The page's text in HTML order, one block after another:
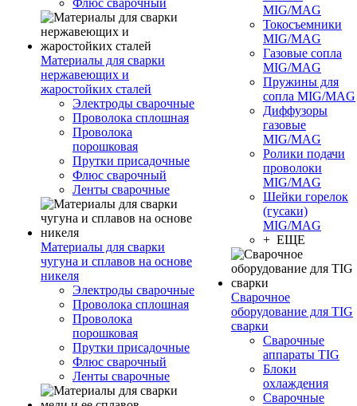
Флюс сварочный
Материалы для сварки
нержавеющих и
жаростойких сталей
Электроды сварочные
Проволока сплошная
Проволока
порошковая
Прутки присадочные
Флюс сварочный
Ленты сварочные
Материалы для сварки
чугуна и сплавов на основе
никеля
Электроды сварочные
Проволока сплошная
Проволока
порошковая
Прутки присадочные
Флюс сварочный
Ленты сварочные
MIG/MAG
Токосъемники
MIG/MAG
Газовые сопла
MIG/MAG
Пружины для
сопла MIG/MAG
Диффузоры
газовые
MIG/MAG
Ролики подачи
проволоки
MIG/MAG
Шейки горелок
(гусаки)
MIG/MAG
+ ЕЩЕ
Сварочное
оборудование для TIG
сварки
Сварочные
аппараты TIG
Блоки
охлаждения
Сварочные